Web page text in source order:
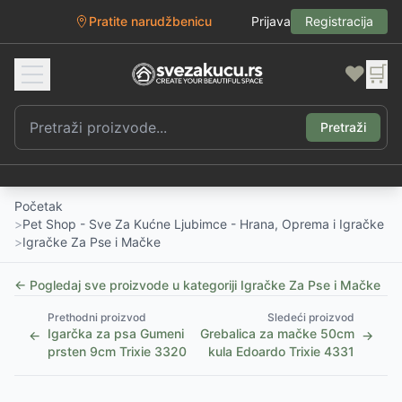
Pratite narudžbenicu Prijava Registracija
❤️ 🛒
Pretraži
Početak
>Pet Shop - Sve Za Kućne Ljubimce - Hrana, Oprema i Igračke
>Igračke Za Pse i Mačke
← Pogledaj sve proizvode u kategoriji Igračke Za Pse i Mačke
←
Prethodni proizvod
Igarčka za psa Gumeni
prsten 9cm Trixie 3320
Sledeći proizvod
Grebalica za mačke 50cm
kula Edoardo Trixie 4331
→